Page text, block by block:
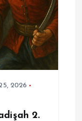
2026
2.